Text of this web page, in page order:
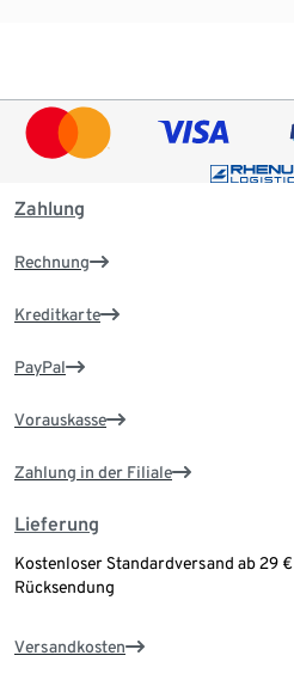
Zahlung
Rechnung
Kreditkarte
PayPal
Vorauskasse
Zahlung in der Filiale
Lieferung
Kostenloser Standardversand ab 29
Rücksendung
Versandkosten